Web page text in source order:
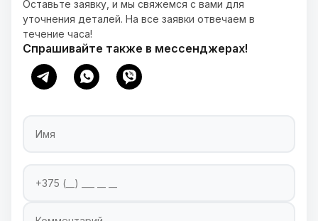
Оставьте заявку, и мы свяжемся с вами для
уточнения деталей. На все заявки отвечаем в
течение часа!
Спрашивайте также в мессенджерах!